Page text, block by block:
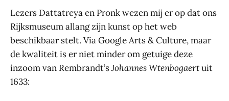
Lezers Dattatreya en Pronk wezen mij er op dat ons
Rijksmuseum allang zijn kunst op het web
beschikbaar stelt. Via Google Arts & Culture, maar
de kwaliteit is er niet minder om getuige deze
inzoom van Rembrandt’sJohannes Wtenbogaertuit
1633: